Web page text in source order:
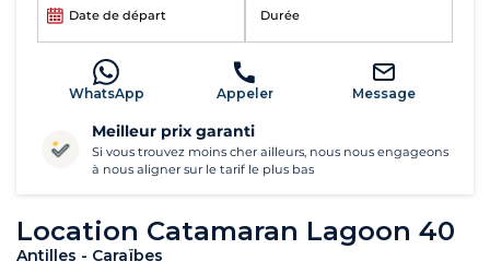
Location Catamaran Lagoon 40
Antilles - Caraïbes
Date de départ Durée
WhatsApp Appeler Message
Meilleur prix garanti
Si vous trouvez moins cher ailleurs, nous nous engageons
à nous aligner sur le tarif le plus bas